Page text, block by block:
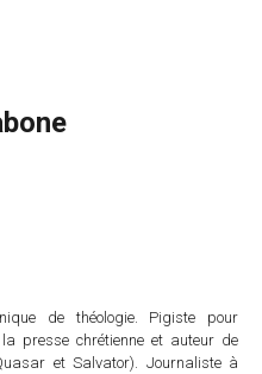
de théologie. Pigiste pour
presse chrétienne et auteur de
et Salvator). Journaliste à